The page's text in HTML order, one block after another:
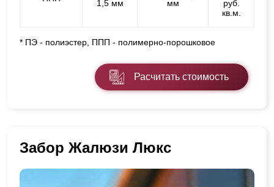
1,5 мм
мм
руб.
кв.м.
* ПЭ - полиэстер, ППП - полимерно-порошковое
Расчитать стоимость
Забор Жалюзи Люкс